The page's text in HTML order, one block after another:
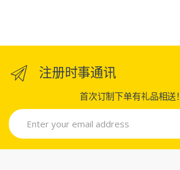
注册时事通讯
首次订制下单有礼品相送！